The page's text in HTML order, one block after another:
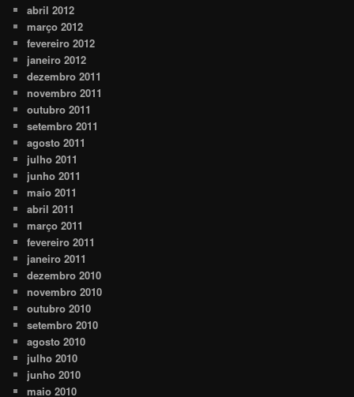
abril 2012
março 2012
fevereiro 2012
janeiro 2012
dezembro 2011
novembro 2011
outubro 2011
setembro 2011
agosto 2011
julho 2011
junho 2011
maio 2011
abril 2011
março 2011
fevereiro 2011
janeiro 2011
dezembro 2010
novembro 2010
outubro 2010
setembro 2010
agosto 2010
julho 2010
junho 2010
maio 2010